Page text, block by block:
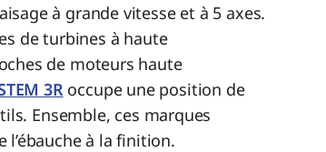
à grande vitesse et à 5 axes.
de turbines à haute
de moteurs haute
3Roccupe une position de
Ensemble, ces marques
l’ébauche à la finition.